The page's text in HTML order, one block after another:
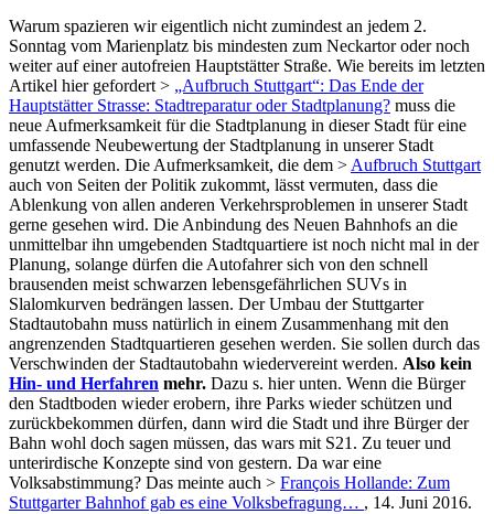
Warum spazieren wir eigentlich nicht zumindest an jedem 2.
Sonntag vom Marienplatz bis mindesten zum Neckartor oder noch
weiter auf einer autofreien Hauptstätter Straße. Wie bereits im letzten
Artikel hier gefordert > „Aufbruch Stuttgart“: Das Ende der
Hauptstätter Strasse: Stadtreparatur oder Stadtplanung? muss die
neue Aufmerksamkeit für die Stadtplanung in dieser Stadt für eine
umfassende Neubewertung der Stadtplanung in unserer Stadt
genutzt werden. Die Aufmerksamkeit, die dem > Aufbruch Stuttgart
auch von Seiten der Politik zukommt, lässt vermuten, dass die
Ablenkung von allen anderen Verkehrsproblemen in unserer Stadt
gerne gesehen wird. Die Anbindung des Neuen Bahnhofs an die
unmittelbar ihn umgebenden Stadtquartiere ist noch nicht mal in der
Planung, solange dürfen die Autofahrer sich von den schnell
brausenden meist schwarzen lebensgefährlichen SUVs in
Slalomkurven bedrängen lassen. Der Umbau der Stuttgarter
Stadtautobahn muss natürlich in einem Zusammenhang mit den
angrenzenden Stadtquartieren gesehen werden. Sie sollen durch das
Verschwinden der Stadtautobahn wiedervereint werden. Also kein
Hin- und Herfahren mehr. Dazu s. hier unten. Wenn die Bürger
den Stadtboden wieder erobern, ihre Parks wieder schützen und
zurückbekommen dürfen, dann wird die Stadt und ihre Bürger der
Bahn wohl doch sagen müssen, das wars mit S21. Zu teuer und
unterirdische Konzepte sind von gestern. Da war eine
Volksabstimmung? Das meinte auch > François Hollande: Zum
Stuttgarter Bahnhof gab es eine Volksbefragung… , 14. Juni 2016.